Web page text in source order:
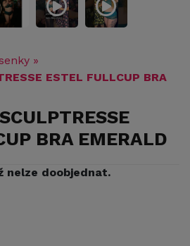
»
ESTEL FULLCUP BRA
BRA EMERALD
nelze doobjednat.